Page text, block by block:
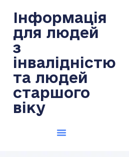
Інформація
для людей
з
інвалідністю
та людей
старшого
віку